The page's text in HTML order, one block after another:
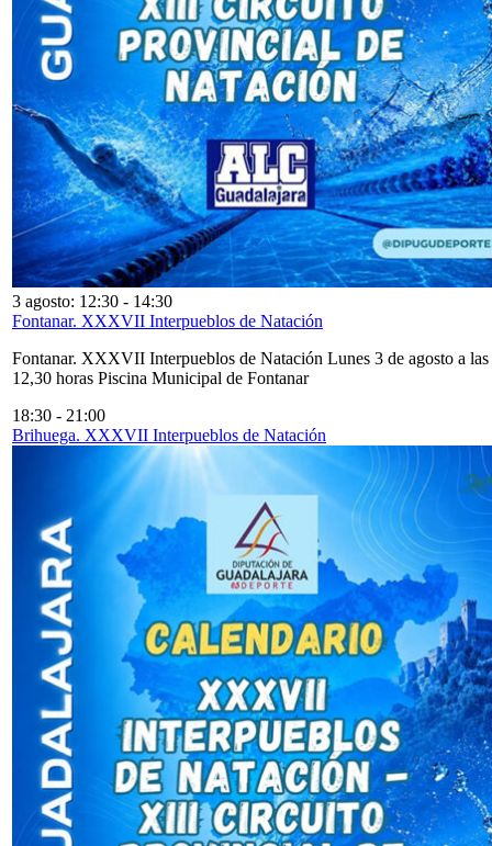
3 agosto: 12:30 - 14:30
Fontanar. XXXVII Interpueblos de Natación
Fontanar. XXXVII Interpueblos de Natación Lunes 3 de agosto a las
12,30 horas Piscina Municipal de Fontanar
18:30 - 21:00
Brihuega. XXXVII Interpueblos de Natación